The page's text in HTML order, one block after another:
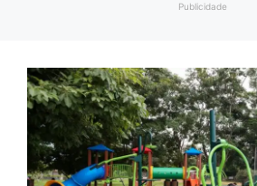
Publicidade